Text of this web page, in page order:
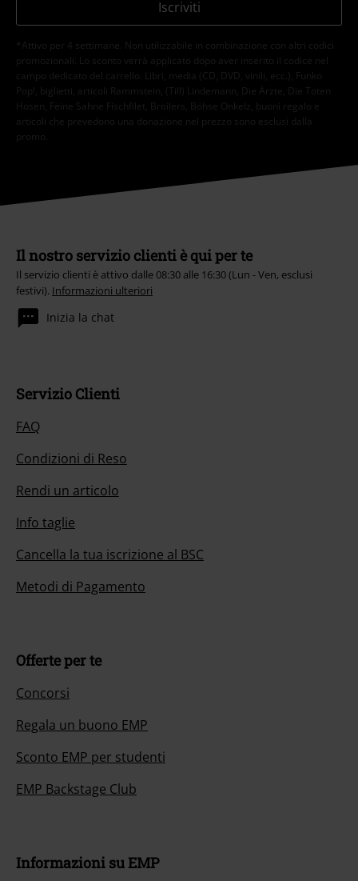
Iscriviti
*Attivo per 4 settimane. Non utilizzabile in combinazione con altri codici
promozionali. Lo sconto verrà applicato dopo aver inserito il codice nel
campo dedicato del carrello. Libri, media (CD, DVD, vinili, ecc.), Funko
Pop!, biglietti, articoli Rammstein, (Till) Lindemann, Die Ärzte, Die Toten
Hosen, Feine Sahne Fischfilet, Broilers, Böhse Onkelz, buoni regalo e
articoli che prevedono una donazione nel prezzo sono esclusi dalla
promo.
Il nostro servizio clienti è qui per te
Il servizio clienti è attivo dalle 08:30 alle 16:30 (Lun - Ven, esclusi
festivi). Informazioni ulteriori
Inizia la chat
Servizio Clienti
FAQ
Condizioni di Reso
Rendi un articolo
Info taglie
Cancella la tua iscrizione al BSC
Metodi di Pagamento
Offerte per te
Concorsi
Regala un buono EMP
Sconto EMP per studenti
EMP Backstage Club
Informazioni su EMP